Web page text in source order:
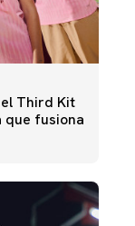
el Third Kit
que fusiona